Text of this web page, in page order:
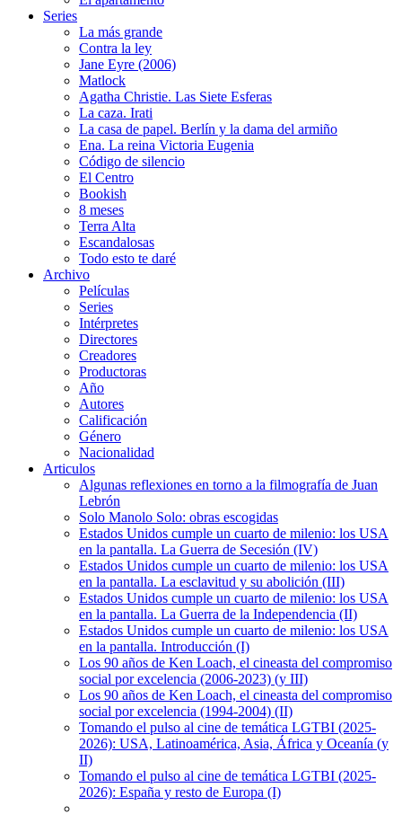
Series
La más grande
Contra la ley
Jane Eyre (2006)
Matlock
Agatha Christie. Las Siete Esferas
La caza. Irati
La casa de papel. Berlín y la dama del armiño
Ena. La reina Victoria Eugenia
Código de silencio
El Centro
Bookish
8 meses
Terra Alta
Escandalosas
Todo esto te daré
Archivo
Películas
Series
Intérpretes
Directores
Creadores
Productoras
Año
Autores
Calificación
Género
Nacionalidad
Articulos
Algunas reflexiones en torno a la filmografía de Juan
Lebrón
Solo Manolo Solo: obras escogidas
Estados Unidos cumple un cuarto de milenio: los USA
en la pantalla. La Guerra de Secesión (IV)
Estados Unidos cumple un cuarto de milenio: los USA
en la pantalla. La esclavitud y su abolición (III)
Estados Unidos cumple un cuarto de milenio: los USA
en la pantalla. La Guerra de la Independencia (II)
Estados Unidos cumple un cuarto de milenio: los USA
en la pantalla. Introducción (I)
Los 90 años de Ken Loach, el cineasta del compromiso
social por excelencia (2006-2023) (y III)
Los 90 años de Ken Loach, el cineasta del compromiso
social por excelencia (1994-2004) (II)
Tomando el pulso al cine de temática LGTBI (2025-
2026): USA, Latinoamérica, Asia, África y Oceanía (y
II)
Tomando el pulso al cine de temática LGTBI (2025-
2026): España y resto de Europa (I)